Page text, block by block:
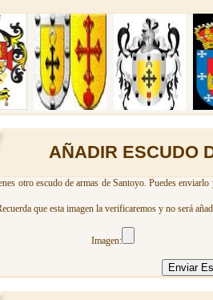
AÑADIR ESCUDO
otro escudo de armas de Santoyo. Puedes
que esta imagen la verificaremos y no será
Imagen: